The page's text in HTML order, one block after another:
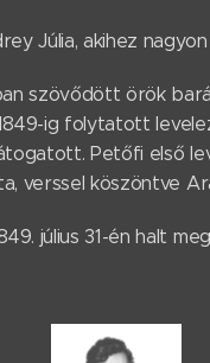
Júlia, akihez
szövődött örök
ig folytatott
Petőfi első
verssel köszöntve
július 31-én halt